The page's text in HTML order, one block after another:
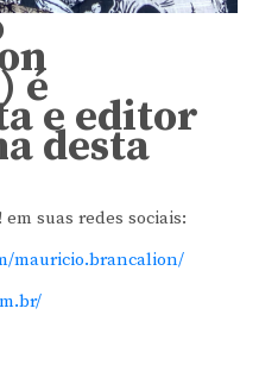
é
e editor
desta
suas redes sociais:
mauricio.brancalion/